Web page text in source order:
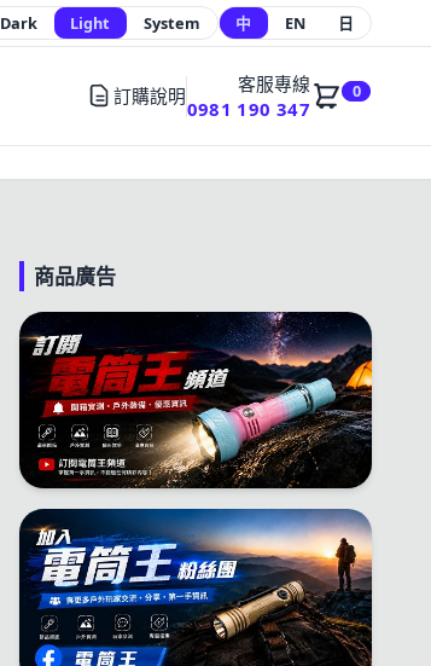
Dark Light System 中 EN 日
訂購說明
客服專線
0981 190 347
0
商品廣告